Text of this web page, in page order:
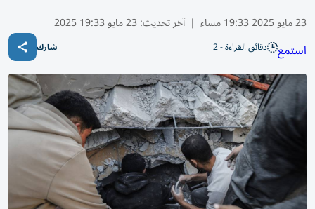
23 مايو 2025 19:33 مساء | آخر تحديث: 23 مايو 19:33 2025
استمع دقائق القراءة - 2 شارك